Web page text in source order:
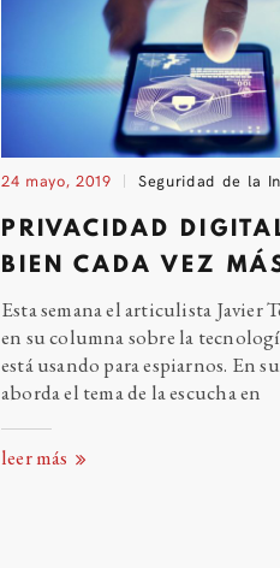
24 mayo, 2019 Seguridad de la
PRIVACIDAD
BIEN CADA VEZ
Esta semana el articulista Javier
en su columna sobre la
está usando para espiarnos. En
aborda el tema de la escuchaen
leer más